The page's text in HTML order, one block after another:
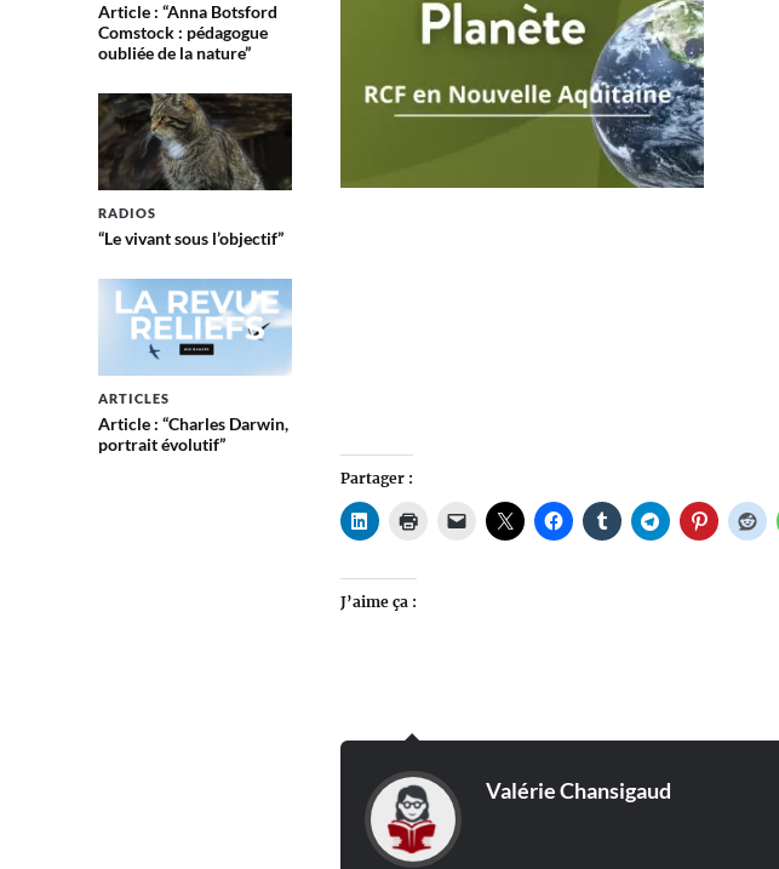
Article : “Anna Botsford
Comstock : pédagogue
oubliée de la nature”
RADIOS
“Le vivant sous l’objectif”
ARTICLES
Article : “Charles Darwin,
portrait évolutif”
Partager :
J’aime ça :
Valérie Chansigaud